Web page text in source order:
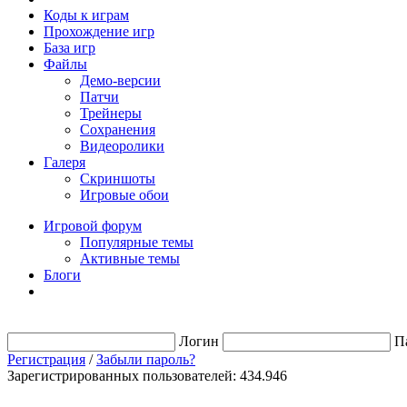
Коды к играм
Прохождение игр
База игр
Файлы
Демо-версии
Патчи
Трейнеры
Сохранения
Видеоролики
Галеря
Скриншоты
Игровые обои
Игровой форум
Популярные темы
Активные темы
Блоги
Логин
Регистрация /Забыли пароль?
Зарегистрированных пользователей: 434.946